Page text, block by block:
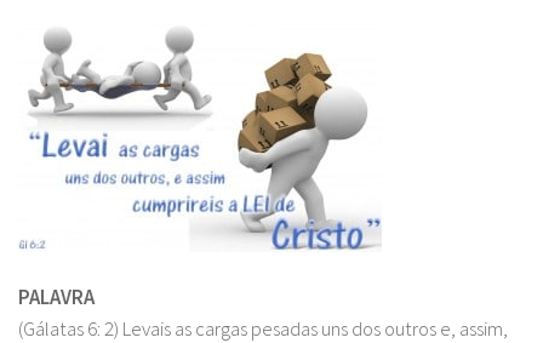
PALAVRA
(Gálatas 6: 2) Levais as cargas pesadas uns dos outros e, assim,